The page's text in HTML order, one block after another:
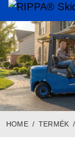
HOME TERMÉK